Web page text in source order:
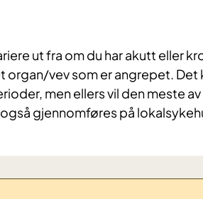
ut fra om du har akutt eller
organ/vev som er angrepet.
men ellers vil den meste
gjennomføres på